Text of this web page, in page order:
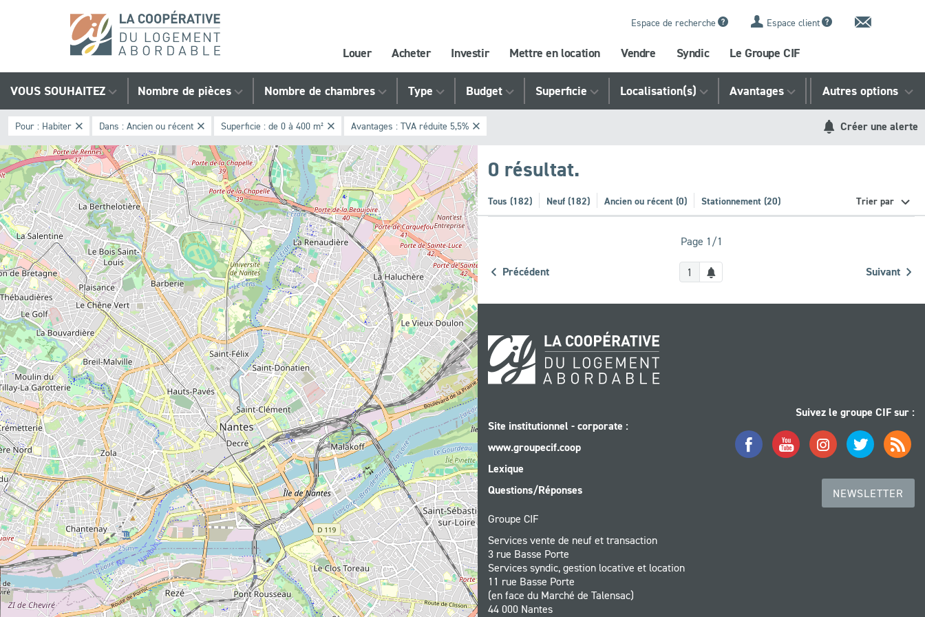
Espace de recherche Espace client Contact
Louer Acheter Investir Mettre en location Vendre Syndic Le Groupe CIF
Trouvez
votre
bien
VOUS SOUHAITEZ Nombre de pièces Nombre de chambres Type Budget Superficie Localisation(s) Avantages Référence
Autres options
Créer une alerte
Pour : Habiter Dans : Ancien ou récent Superficie : de 0 à 400 m² Avantages : TVA réduite 5,5%
0 résultat.
Trier par
Tous (182) Neuf (182) Ancien ou récent (0) Stationnement (20)
Page 1/1
Précédent 1
Créer
une
alerte
Suivant
Site institutionnel - corporate :
www.groupecif.coop
Lexique
Questions/Réponses
Groupe CIF
Services vente de neuf et transaction
3 rue Basse Porte
Services syndic, gestion locative et location
11 rue Basse Porte
(en face du Marché de Talensac)
44 000 Nantes
Suivez le groupe CIF sur :
FacebookYouTubeInstagramTwitter Flux
RSS
NEWSLETTER